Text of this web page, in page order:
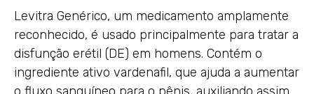
Levitra Genérico, um medicamento amplamente
reconhecido, é usado principalmente para tratar a
disfunção erétil (DE) em homens. Contém o
ingrediente ativo vardenafil, que ajuda a aumentar